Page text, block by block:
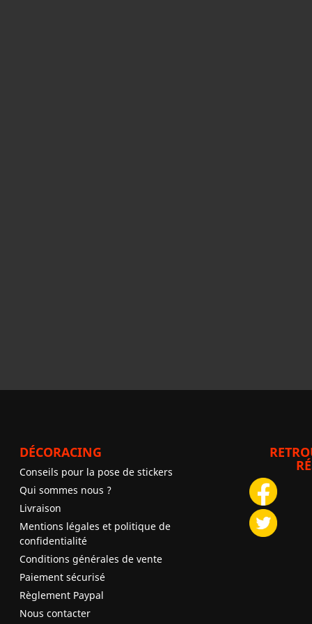
DÉCORACING
Conseils pour la pose de stickers
Qui sommes nous ?
Livraison
Mentions légales et politique de
confidentialité
Conditions générales de vente
Paiement sécurisé
Règlement Paypal
Nous contacter